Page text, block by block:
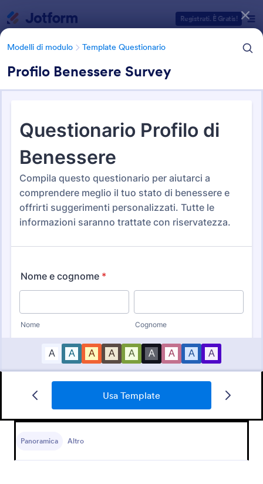
Registrati. È Gratis!
Modelli di modulo Template Questionario
Profilo Benessere Survey
Usa Template
Panoramica Altro
Modelli di modulo Template Questionario
500+ Modelli di Questionari
ed Esempi
547 Template
Ottimizza le tue consulenze fitness con il
Categorie Template Moduli